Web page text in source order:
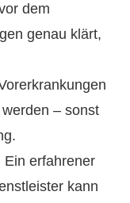
dem
genau klärt,
– sonst
Ein erfahrener
kann